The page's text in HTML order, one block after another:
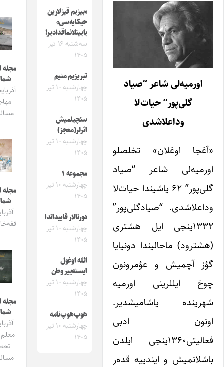
شاعر “صیاد
گلی‌پور” حیات‌لا
وداعلاشدی
اوغلان» تخلصلو
شاعر “صیاد
گلی‌پور” ۶۲ یاشیندا حیات‌لا
“صیادگلی‌پور”
۱۳۳۲ینجی ایل هشتری
ماحالیندا دونیایا
آچمیش و عؤمرونون
ایللرینی اورمیه
یاشامیشدیر.
ادبی
فعالیتی۱۳۶۰ینجی ایلدن
و ایندییه قده‌ر
«بیزیم قیزلارین
حیکایه‌سی»
یایینلانماقدادیر!
سه‌شنبه ۱۶ تیر
تبریزیم منیم
چهارشنبه ۱۰ تیر
سئچیلمیش
اثرلر(معجز)
چهارشنبه ۱۰ تیر
چهارشنبه ۱۰ تیر
دورنالار قاییداندا
چهارشنبه ۱۰ تیر
ائله اوغول
ایسته‌ییر وطن
چهارشنبه ۱۰ تیر
هوپ‌هوپ‌نامه
چهارشنبه ۱۰ تیر
مجله ایشیق
آذربایجان و
مساله‌سی
مجله ایشیق
آذربایجان
قفه‌خانالاری
مجله ایشیق
آذربایجان
معلم‌لری و
مساله‌سی